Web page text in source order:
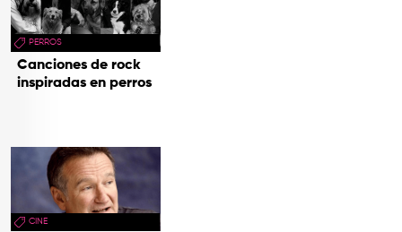
PERROS
Canciones de rock
inspiradas en perros
CINE